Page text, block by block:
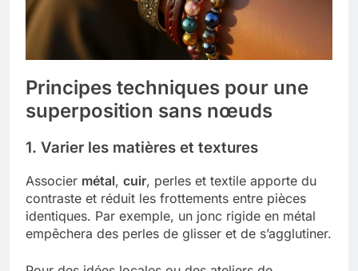
Principes techniques pour une
superposition sans nœuds
1. Varier les matières et textures
Associer métal, cuir, perles et textile apporte du
contraste et réduit les frottements entre pièces
identiques. Par exemple, un jonc rigide en métal
empêchera des perles de glisser et de s’agglutiner.